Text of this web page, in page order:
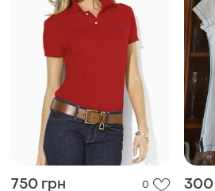
750 грн 0 300